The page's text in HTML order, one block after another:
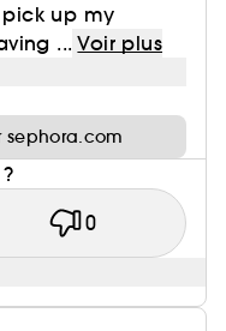
pick up my
... Voir plus
sephora.com
0